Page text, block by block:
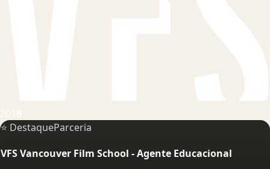
⭐ DestaqueParceria
VFS Vancouver Film School - Agente Educacional